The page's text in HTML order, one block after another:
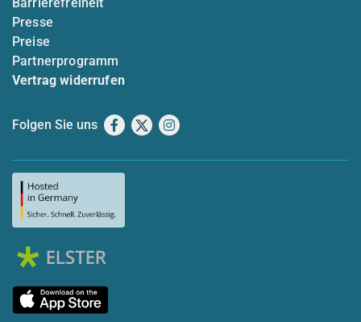
Presse
Preise
Partnerprogramm
Vertrag widerrufen
Folgen Sie uns Facebook
X Instagram